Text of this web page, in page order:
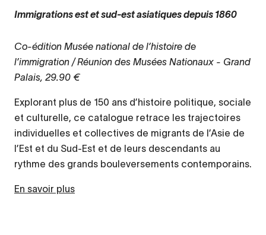
Immigrations est et sud-est asiatiques depuis 1860
Co-édition Musée national de l’histoire de
l’immigration / Réunion des Musées Nationaux - Grand
Palais, 29.90 €
Explorant plus de 150 ans d’histoire politique, sociale
et culturelle, ce catalogue retrace les trajectoires
individuelles et collectives de migrants de l’Asie de
l’Est et du Sud-Est et de leurs descendants au
rythme des grands bouleversements contemporains.
En savoir plus